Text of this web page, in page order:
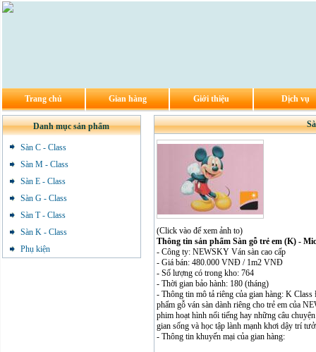
Trang chủ Gian hàng Giới thiệu Dịch vụ
Danh mục sản phẩm
Sàn C - Class
Sàn M - Class
Sàn E - Class
Sàn G - Class
Sàn T - Class
Sàn K - Class
Phụ kiện
(Click vào để xem ảnh to)
Thông tin sản phẩm Sàn gỗ trẻ em (K) -
- Công ty: NEWSKY Ván sàn cao cấp
- Giá bán: 480.000 VNĐ / 1m2 VNĐ
- Số lượng có trong kho: 764
- Thời gian bảo hành: 180 (tháng)
- Thông tin mô tả riêng của gian hàng: K
phẩm gỗ ván sàn dành riêng cho trẻ em của
phim hoạt hình nổi tiếng hay những câu
gian sống và học tập lành mạnh khơi dậy trí
- Thông tin khuyến mại của gian hàng: